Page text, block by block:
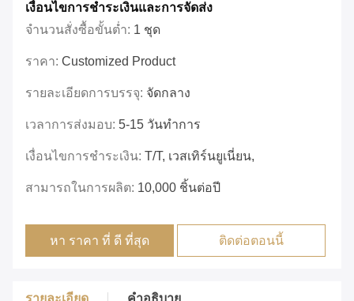
เงื่อนไขการชําระเงินและการจัดส่ง
จำนวนสั่งซื้อขั้นต่ำ: 1 ชุด
ราคา: Customized Product
รายละเอียดการบรรจุ: จัดกลาง
เวลาการส่งมอบ: 5-15 วันทำการ
เงื่อนไขการชำระเงิน: T/T, เวสเทิร์นยูเนี่ยน,
สามารถในการผลิต: 10,000 ชิ้นต่อปี
หา ราคา ที่ ดี ที่สุด ติดต่อตอนนี้